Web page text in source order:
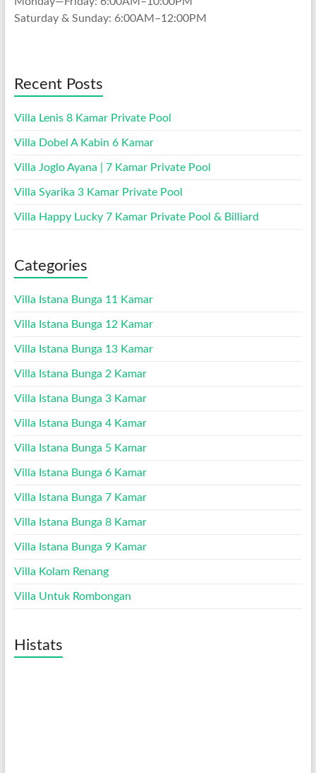
Saturday & Sunday: 6:00AM–12:00PM
Recent Posts
Villa Lenis 8 Kamar Private Pool
Villa Dobel A Kabin 6 Kamar
Villa Joglo Ayana | 7 Kamar Private Pool
Villa Syarika 3 Kamar Private Pool
Villa Happy Lucky 7 Kamar Private Pool & Billiard
Categories
Villa Istana Bunga 11 Kamar
Villa Istana Bunga 12 Kamar
Villa Istana Bunga 13 Kamar
Villa Istana Bunga 2 Kamar
Villa Istana Bunga 3 Kamar
Villa Istana Bunga 4 Kamar
Villa Istana Bunga 5 Kamar
Villa Istana Bunga 6 Kamar
Villa Istana Bunga 7 Kamar
Villa Istana Bunga 8 Kamar
Villa Istana Bunga 9 Kamar
Villa Kolam Renang
Villa Untuk Rombongan
Histats